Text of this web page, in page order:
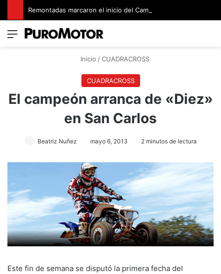
Menú
Inicio / CUADRACROSS
CUADRACROSS
El campeón arranca de «Diez»
en San Carlos
Beatriz Nuñez mayo 6, 2013 2 minutos de lectura
Este fin de semana se disputó la primera fecha del